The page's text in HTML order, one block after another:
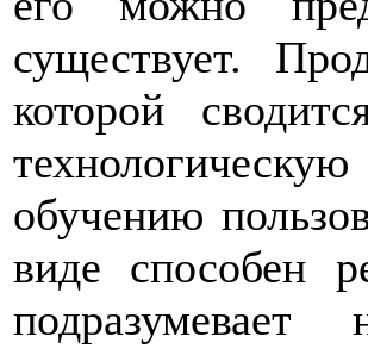
существует.
которой
обучению
виде способен